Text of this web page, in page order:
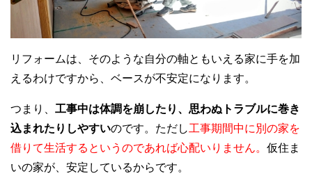
リフォームは、そのような自分の軸ともいえる家に手を加
えるわけですから、ベースが不安定になります。
つまり、 工事中は体調を崩したり、思わぬトラブルに巻き
込まれたりしやすいのです。ただし工事期間中に別の家を
借りて生活するというのであれば心配いりません。 仮住ま
いの家が、安定しているからです。